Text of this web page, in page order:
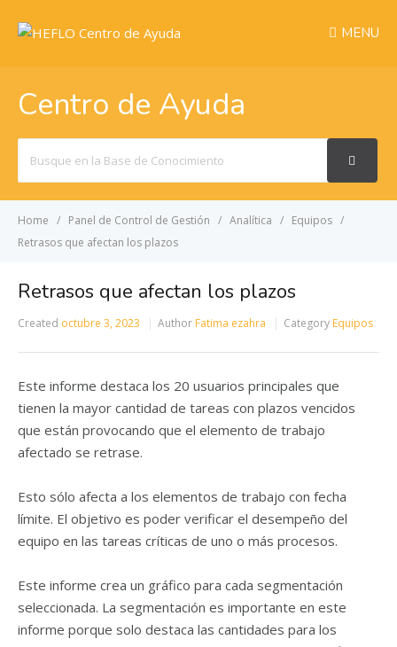
MENU
Centro de Ayuda
For
Home Panel de Control de Gestión Analítica
Equipos
Retrasos que afectan los plazos
Retrasos que afectan los plazos
Created octubre 3, 2023 Author Fatima ezahra Category Equipos
Este informe destaca los 20 usuarios principales que
tienen la mayor cantidad de tareas con plazos vencidos
que están provocando que el elemento de trabajo
afectado se retrase.
Esto sólo afecta a los elementos de trabajo con fecha
límite. El objetivo es poder verificar el desempeño del
equipo en las tareas críticas de uno o más procesos.
Este informe crea un gráfico para cada segmentación
seleccionada. La segmentación es importante en este
informe porque solo destaca las cantidades para los